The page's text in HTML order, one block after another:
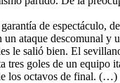
de espectáculo,
ataque descomunal y
le salió bien. El
tres goles de un equipo
los octavos de final. (…)